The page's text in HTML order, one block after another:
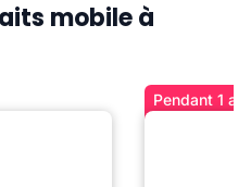
mobile à
Pendant 1